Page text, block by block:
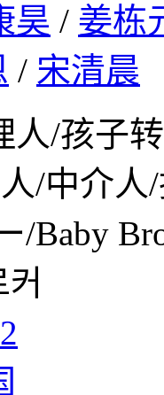
昊 / 姜栋
/ 宋清晨
子转
/中介
/Baby